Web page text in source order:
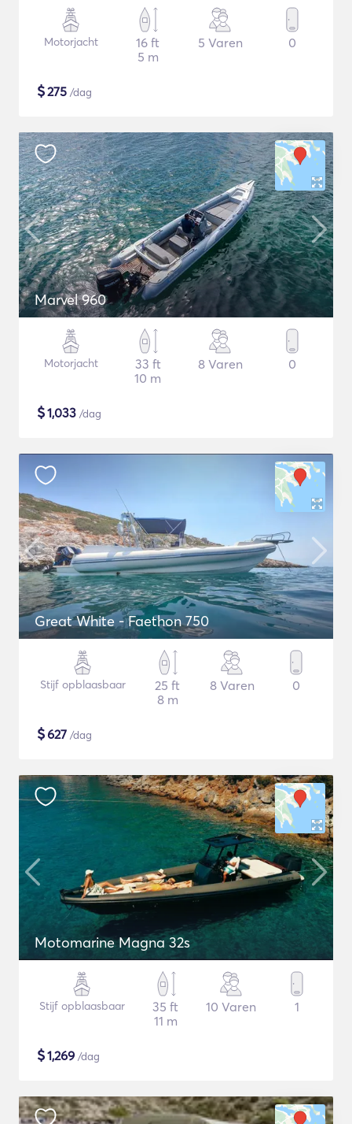
Motorjacht
16 ft
5 m
5 Varen 0
$275 /dag
Marvel 960
Motorjacht
33 ft
10 m
8 Varen 0
$1,033 /dag
Great White - Faethon 750
Stijf opblaasbaar
25 ft
8 m
8 Varen 0
$627 /dag
Motomarine Magna 32s
Stijf opblaasbaar
35 ft
11 m
10 Varen 1
$1,269 /dag